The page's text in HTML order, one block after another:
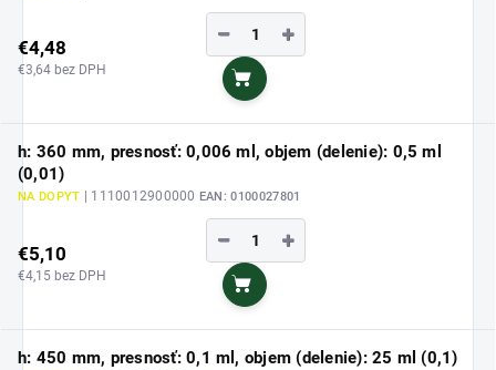
€4,48
€3,64 bez DPH
+
−
Do košíka
h: 360 mm, presnosť: 0,006 ml, objem (delenie): 0,5 ml
(0,01)
NA DOPYT | 1110012900000 EAN: 0100027801
€5,10
€4,15 bez DPH
+
−
Do košíka
h: 450 mm, presnosť: 0,1 ml, objem (delenie): 25 ml (0,1)